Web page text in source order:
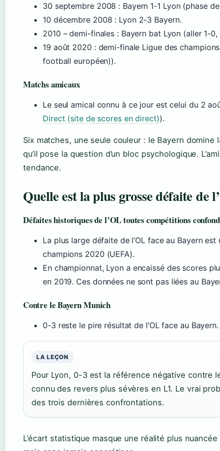
30 septembre 2008 : Bayern 1-1 Lyon (phase
10 décembre 2008 : Lyon 2-3 Bayern.
2010 – demi-finales : Bayern bat Lyon (aller 1-
19 août 2020 : demi-finale Ligue des
football européen)).
Matchs amicaux
Le seul amical connu à ce jour est celui du 2
Direct (site de scores en direct)).
Six matches, une seule couleur : le Bayern domine
qu’il pose la question d’un bloc psychologique.
tendance.
Quelle est la plus grosse défaite de
Défaites historiques de l’OL toutes compétitions
La plus large défaite de l’OL face au Bayern
champions 2020 (UEFA).
En championnat, Lyon a encaissé des scores
en 2019. Ces données ne sont pas liées au
Contre le Bayern Munich
0-3 reste le pire résultat de l’OL face au Bayern.
LA LEÇON
Pour Lyon, 0-3 est la référence négative contre
connu des revers plus sévères en L1. Le vrai
des trois dernières confrontations.
L’écart statistique masque une réalité plus